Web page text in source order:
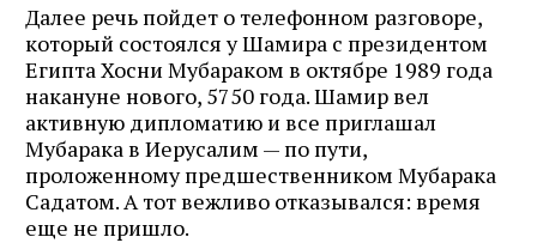
Далее речь пойдет о телефонном разговоре,
который состоялся у Шамира с президентом
Египта Хосни Мубараком в октябре 1989 года
накануне нового, 5750 года. Шамир вел
активную дипломатию и все приглашал
Мубарака в Иерусалим — по пути,
проложенному предшественником Мубарака
Садатом. А тот вежливо отказывался: время
еще не пришло.